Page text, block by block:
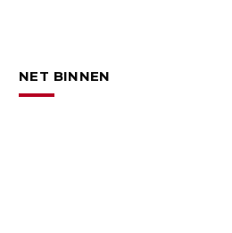
NET BINNEN